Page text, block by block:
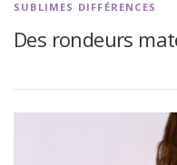
SUBLIMES DIFFÉRENCES
Des rondeurs